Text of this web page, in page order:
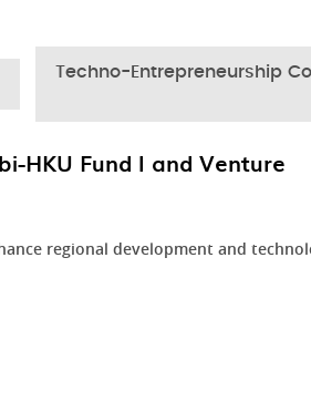
Techno-Entrepreneurship
HKU Fund I and Venture
regional development and